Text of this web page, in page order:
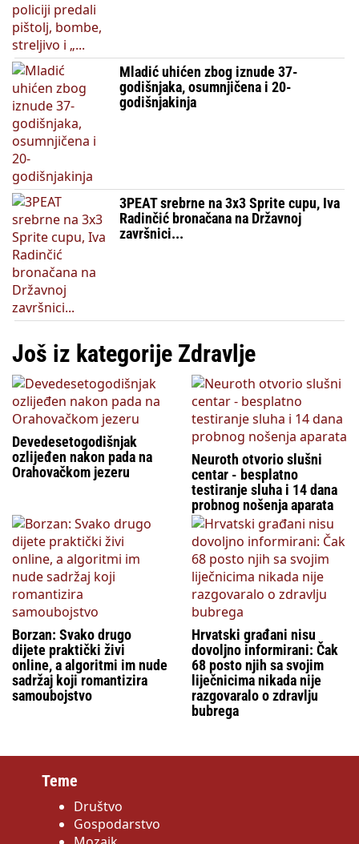
Mladić uhićen zbog iznude 37-
godišnjaka, osumnjičena i 20-
godišnjakinja
3PEAT srebrne na 3x3 Sprite cupu, Iva
Radinčić bronačana na Državnoj
završnici...
Još iz kategorije Zdravlje
Devedesetogodišnjak
ozlijeđen nakon pada na
Orahovačkom jezeru
Neuroth otvorio slušni
centar - besplatno
testiranje sluha i 14 dana
probnog nošenja aparata
Borzan: Svako drugo
dijete praktički živi
online, a algoritmi im nude
sadržaj koji romantizira
samoubojstvo
Hrvatski građani nisu
dovoljno informirani: Čak
68 posto njih sa svojim
liječnicima nikada nije
razgovaralo o zdravlju
bubrega
Teme
Društvo
Gospodarstvo